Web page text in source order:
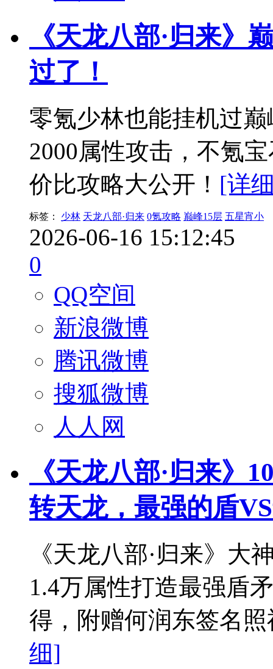
《天龙八部·归来》
过了！
零氪少林也能挂机过
2000属性攻击，不氪
价比攻略大公开！ [详
标签： 少林 天龙八部·归来 0氪攻略 巅峰15层 五星宵小
2026-06-16 15:12:45
0
QQ空间
新浪微博
腾讯微博
搜狐微博
人人网
《天龙八部·归来》
转天龙，最强的盾
《天龙八部·归来》大
1.4万属性打造最强盾
得，附赠何润东签名
细]